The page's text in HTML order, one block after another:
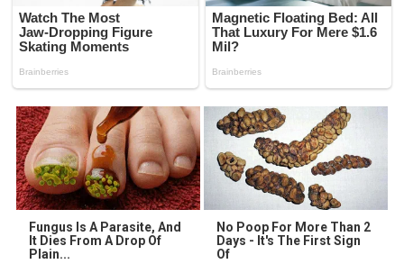
Fungus Is A Parasite, And
It Dies From A Drop Of
Plain...
No Poop For More Than 2
Days - It's The First Sign
Of